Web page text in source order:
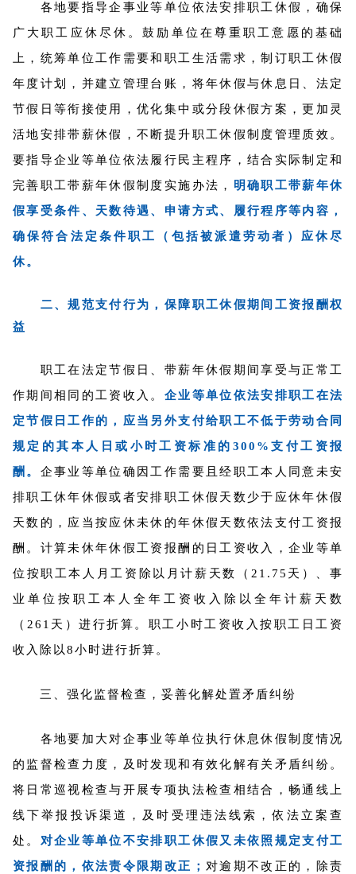
各地要指导企事业等单位依法安排职工休假，确保
广大职工应休尽休。鼓励单位在尊重职工意愿的基础
上，统筹单位工作需要和职工生活需求，制订职工休假
年度计划，并建立管理台账，将年休假与休息日、法定
节假日等衔接使用，优化集中或分段休假方案，更加灵
活地安排带薪休假，不断提升职工休假制度管理质效。
要指导企业等单位依法履行民主程序，结合实际制定和
完善职工带薪年休假制度实施办法， 明确职工带薪年休
假享受条件、天数待遇、申请方式、履行程序等内容，
确保符合法定条件职工（包括被派遣劳动者）应休尽
休。
二、规范支付行为，保障职工休假期间工资报酬权
益
职工在法定节假日、带薪年休假期间享受与正常工
作期间相同的工资收入。 企业等单位依法安排职工在法
定节假日工作的，应当另外支付给职工不低于劳动合同
规定的其本人日或小时工资标准的300%支付工资报
酬。 企事业等单位确因工作需要且经职工本人同意未安
排职工休年休假或者安排职工休假天数少于应休年休假
天数的，应当按应休未休的年休假天数依法支付工资报
酬。计算未休年休假工资报酬的日工资收入，企业等单
位按职工本人月工资除以月计薪天数（21.75天）、事
业单位按职工本人全年工资收入除以全年计薪天数
（261天）进行折算。职工小时工资收入按职工日工资
收入除以8小时进行折算。
三、强化监督检查，妥善化解处置矛盾纠纷
各地要加大对企事业等单位执行休息休假制度情况
的监督检查力度，及时发现和有效化解有关矛盾纠纷。
将日常巡视检查与开展专项执法检查相结合，畅通线上
线下举报投诉渠道，及时受理违法线索，依法立案查
处。 对企业等单位不安排职工休假又未依照规定支付工
资报酬的，依法责令限期改正； 对逾期不改正的，除责